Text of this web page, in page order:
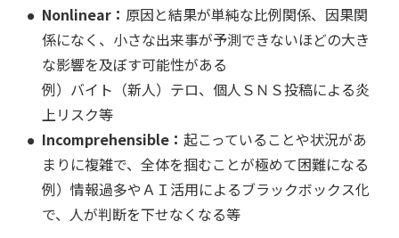
Nonlinear： 原因と結果が単純な比例関係、因果関
係になく、小さな出来事が予測できないほどの大き
な影響を及ぼす可能性がある
例）バイト（新人）テロ、個人ＳＮＳ投稿による炎
上リスク等
Incomprehensible：起こっていることや状況があ
まりに複雑で、全体を掴むことが極めて困難になる
例）情報過多やＡＩ活用によるブラックボックス化
で、人が判断を下せなくなる等